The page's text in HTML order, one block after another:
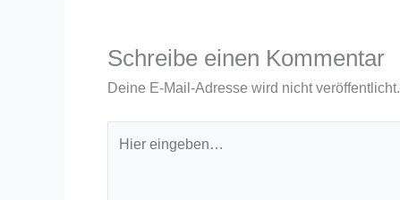
Schreibe einen Kommentar
Deine E-Mail-Adresse wird nicht veröffentlicht.
eingeben…